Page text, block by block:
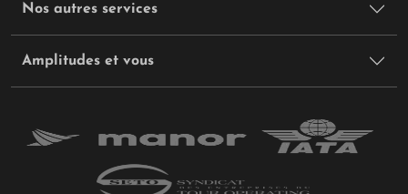
Nos autres services
Amplitudes et vous